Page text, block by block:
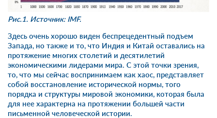
Рис.1. Источник: IMF.
Здесь очень хорошо виден беспрецедентный подъем
Запада, но также и то, что Индия и Китай оставались на
протяжение многих столетий и десятилетий
экономическими лидерами мира. С этой точки зрения,
то, что мы сейчас воспринимаем как хаос, представляет
собой восстановление исторической нормы, того
порядка и структуры мировой экономики, которая была
для нее характерна на протяжении большей части
письменной человеческой истории.